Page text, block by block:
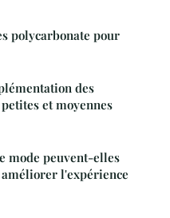
polycarbonate pour
des
et moyennes
mode peuvent-elles
l'expérience